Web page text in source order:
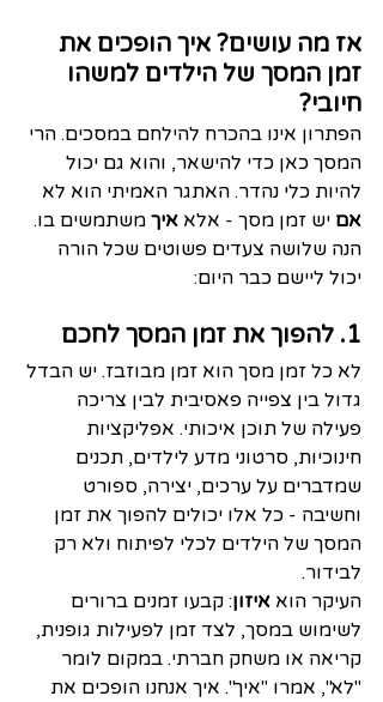
אז מה עושים? איך הופכים את
זמן המסך של הילדים למשהו
חיובי?
הפתרון אינו בהכרח להילחם במסכים. הרי
המסך כאן כדי להישאר, והוא גם יכול
להיות כלי נהדר. האתגר האמיתי הוא לא
אם יש זמן מסך - אלא איך משתמשים בו.
הנה שלושה צעדים פשוטים שכל הורה
יכול ליישם כבר היום:
1. להפוך את זמן המסך לחכם
לא כל זמן מסך הוא זמן מבוזבז. יש הבדל
גדול בין צפייה פאסיבית לבין צריכה
פעילה של תוכן איכותי. אפליקציות
חינוכיות, סרטוני מדע לילדים, תכנים
שמדברים על ערכים, יצירה, ספורט
וחשיבה - כל אלו יכולים להפוך את זמן
המסך של הילדים לכלי לפיתוח ולא רק
לבידור.
העיקר הוא איזון: קבעו זמנים ברורים
לשימוש במסך, לצד זמן לפעילות גופנית,
קריאה או משחק חברתי. במקום לומר
"לא", אמרו "איך". איך אנחנו הופכים את